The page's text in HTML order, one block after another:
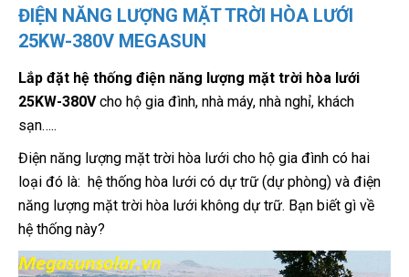
ĐIỆN NĂNG LƯỢNG MẶT TRỜI HÒA LƯỚI
25KW-380V MEGASUN
Lắp đặt hệ thống điện năng lượng mặt trời hòa lưới
25KW-380Vcho hộ gia đình, nhà máy, nhà nghỉ, khách
sạn…..
Điện năng lượng mặt trời hòa lưới cho hộ gia đình có hai
loại đó là: hệ thống hòa lưới có dự trữ (dự phòng) và điện
năng lượng mặt trời hòa lưới không dự trữ. Bạn biết gì về
hệ thống này?